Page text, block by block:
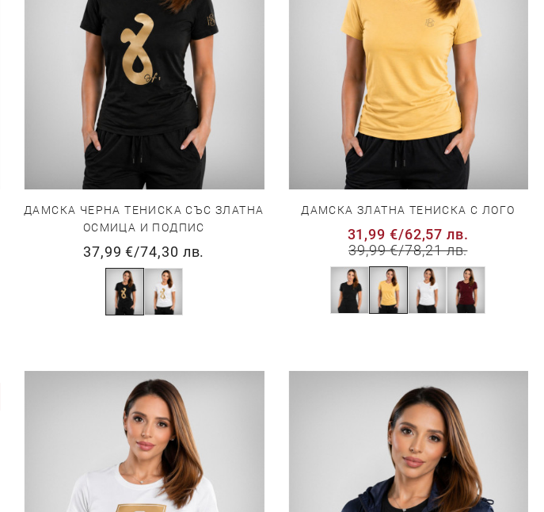
ДАМСКА ЧЕРНА ТЕНИСКА СЪС ЗЛАТНА
ОСМИЦА И ПОДПИС
37,99 €/74,30 лв.
ДАМСКА ЗЛАТНА ТЕНИСКА С ЛОГО
31,99 €/62,57 лв.
39,99 €/78,21 лв.